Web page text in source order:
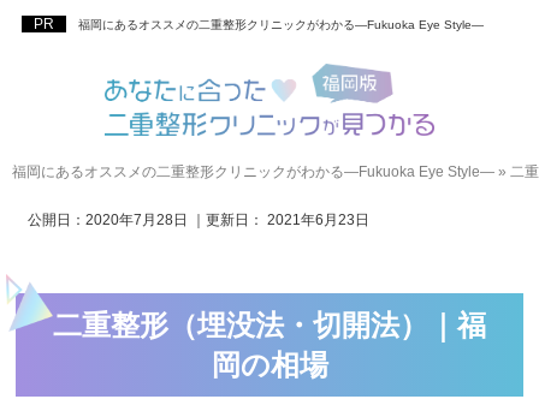
福岡にあるオススメの二重整形クリニックがわかる―Fukuoka Eye Style―
福岡にあるオススメの二重整形クリニックがわかる―Fukuoka Eye Style― » 二
公開日：2020年7月28日 ｜更新日：2021年6月23日
二重整形（埋没法・切開法）｜福
岡の相場